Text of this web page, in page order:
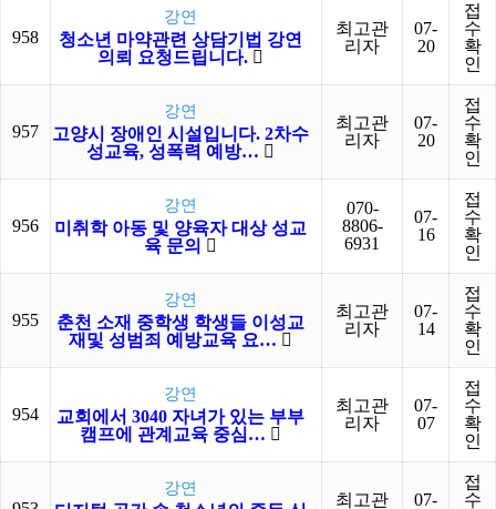
958
강연
청소년 마약관련 상담기법 강연
의뢰 요청드립니다.
최고관
리자
07-
20
접
수
확
인
957
강연
고양시 장애인 시설입니다. 2차수
성교육, 성폭력 예방…
최고관
리자
07-
20
접
수
확
인
956
강연
미취학 아동 및 양육자 대상 성교
육 문의
070-
8806-
6931
07-
16
접
수
확
인
955
강연
춘천 소재 중학생 학생들 이성교
재및 성범죄 예방교육 요…
최고관
리자
07-
14
접
수
확
인
954
강연
교회에서 3040 자녀가 있는 부부
캠프에 관계교육 중심…
최고관
리자
07-
07
접
수
확
인
강연
최고관
07-
접
수